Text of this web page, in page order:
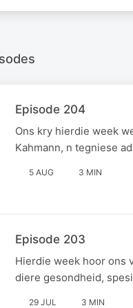
Episode 204
Ons kry hierdie week
Kahmann, n tegniese
5 AUG 3 MIN
Episode 203
Hierdie week hoor ons
diere gesondheid,
29 JUL 3 MIN